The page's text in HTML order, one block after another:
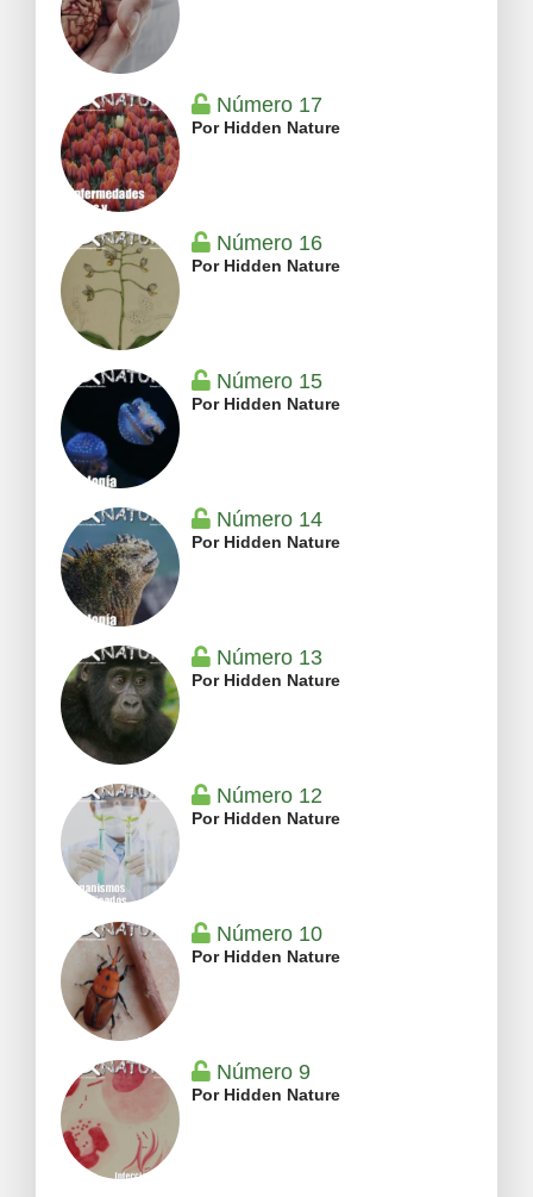
Número 17
Por Hidden Nature
Número 16
Por Hidden Nature
Número 15
Por Hidden Nature
Número 14
Por Hidden Nature
Número 13
Por Hidden Nature
Número 12
Por Hidden Nature
Número 10
Por Hidden Nature
Número 9
Por Hidden Nature